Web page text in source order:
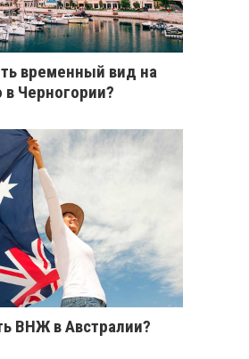
временный вид на
в Черногории?
ВНЖ в Австралии?